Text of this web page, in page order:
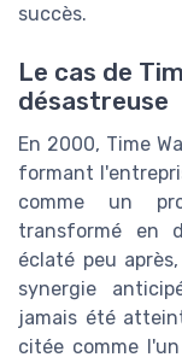
succès.
Le cas de
désastreuse
En 2000, Time
formant
comme un
transformé en
éclaté peu
synergie
jamais été
citée comme